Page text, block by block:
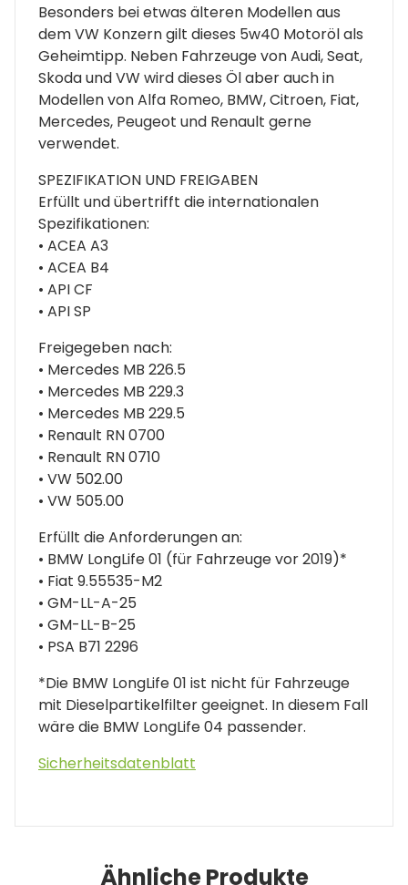
Besonders bei etwas älteren Modellen aus
dem VW Konzern gilt dieses 5w40 Motoröl als
Geheimtipp. Neben Fahrzeuge von Audi, Seat,
Skoda und VW wird dieses Öl aber auch in
Modellen von Alfa Romeo, BMW, Citroen, Fiat,
Mercedes, Peugeot und Renault gerne
verwendet.
SPEZIFIKATION UND FREIGABEN
Erfüllt und übertrifft die internationalen
Spezifikationen:
• ACEA A3
• ACEA B4
• API CF
• API SP
Freigegeben nach:
• Mercedes MB 226.5
• Mercedes MB 229.3
• Mercedes MB 229.5
• Renault RN 0700
• Renault RN 0710
• VW 502.00
• VW 505.00
Erfüllt die Anforderungen an:
• BMW LongLife 01 (für Fahrzeuge vor 2019)*
• Fiat 9.55535-M2
• GM-LL-A-25
• GM-LL-B-25
• PSA B71 2296
*Die BMW LongLife 01 ist nicht für Fahrzeuge
mit Dieselpartikelfilter geeignet. In diesem Fall
wäre die BMW LongLife 04 passender.
Sicherheitsdatenblatt
Ähnliche Produkte